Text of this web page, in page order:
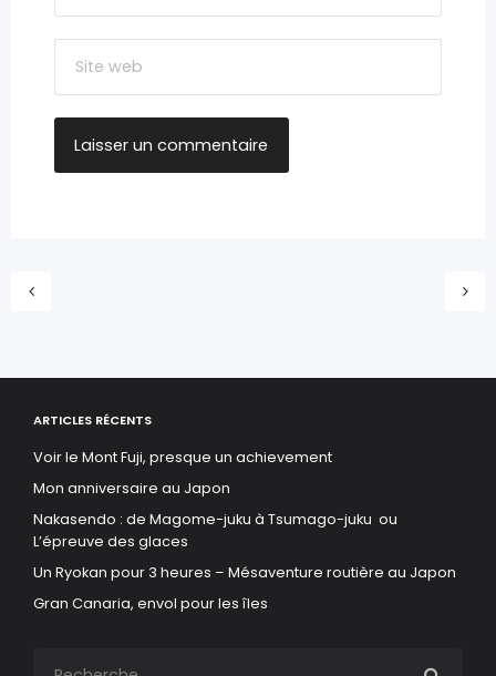
ARTICLES RÉCENTS
Voir le Mont Fuji, presque un achievement
Mon anniversaire au Japon
Nakasendo : de Magome-juku à Tsumago-juku ou
L’épreuve des glaces
Un Ryokan pour 3 heures – Mésaventure routière au Japon
Gran Canaria, envol pour les îles